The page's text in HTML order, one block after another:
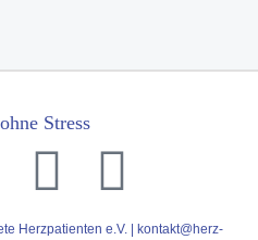
Herzpatienten e.V. | kontakt@herz-